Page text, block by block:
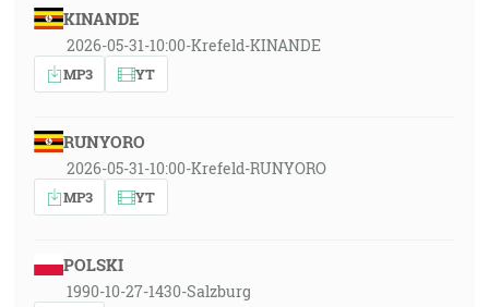
KINANDE
2026-05-31-10:00-Krefeld-KINANDE
MP3 YT
RUNYORO
2026-05-31-10:00-Krefeld-RUNYORO
MP3 YT
POLSKI
1990-10-27-1430-Salzburg